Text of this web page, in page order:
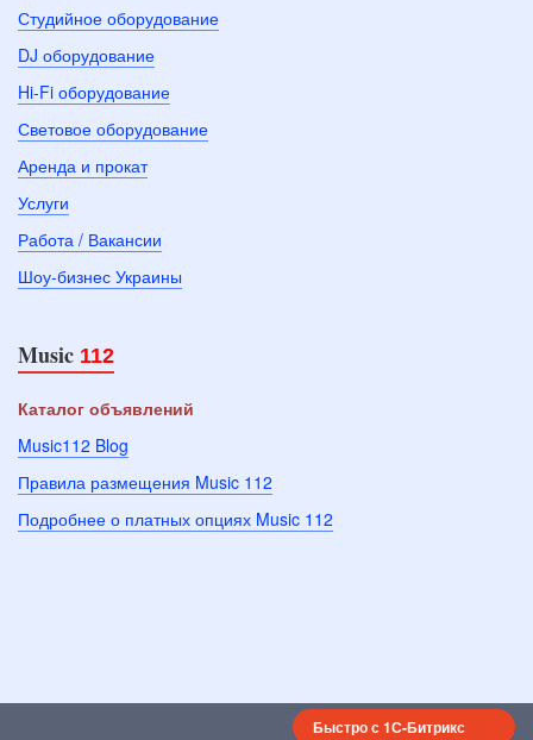
Студийное оборудование
DJ оборудование
Hi-Fi оборудование
Световое оборудование
Аренда и прокат
Услуги
Работа / Вакансии
Шоу-бизнес Украины
Music 112
Каталог объявлений
Music112 Blog
Правила размещения Music 112
Подробнее о платных опциях Music 112
Быстро с 1С-Битрикс